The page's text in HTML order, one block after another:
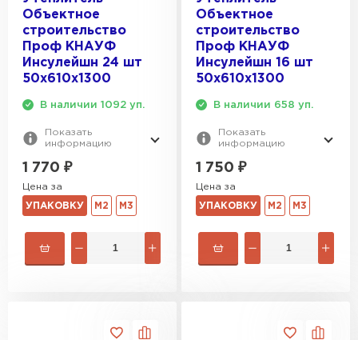
Объектное
строительство
Проф КНАУФ
Инсулейшн 24 шт
50х610х1300
В наличии 1092 уп.
Показать
информацию
1 770 ₽
Цена за
УПАКОВКУ М2 М3
Объектное
строительство
Проф КНАУФ
Инсулейшн 16 шт
50х610х1300
В наличии 658 уп.
Показать
информацию
1 750 ₽
Цена за
УПАКОВКУ М2 М3